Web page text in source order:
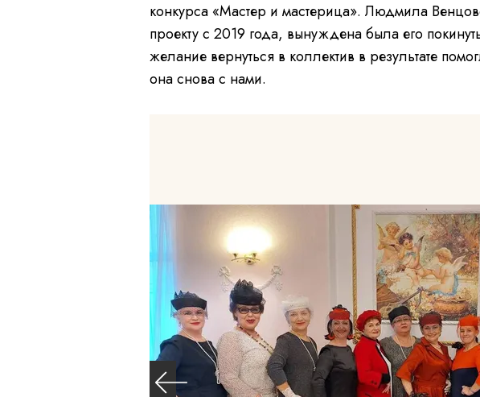
конкурса «Мастер и мастерица». Людмила
проекту с 2019 года, вынуждена была его
желание вернуться в коллектив в результате
она снова с нами.